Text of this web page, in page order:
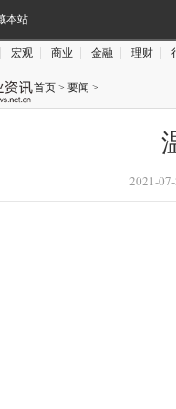
本站
宏观 商业 金融 理财
首页 > 要闻 >
2021-